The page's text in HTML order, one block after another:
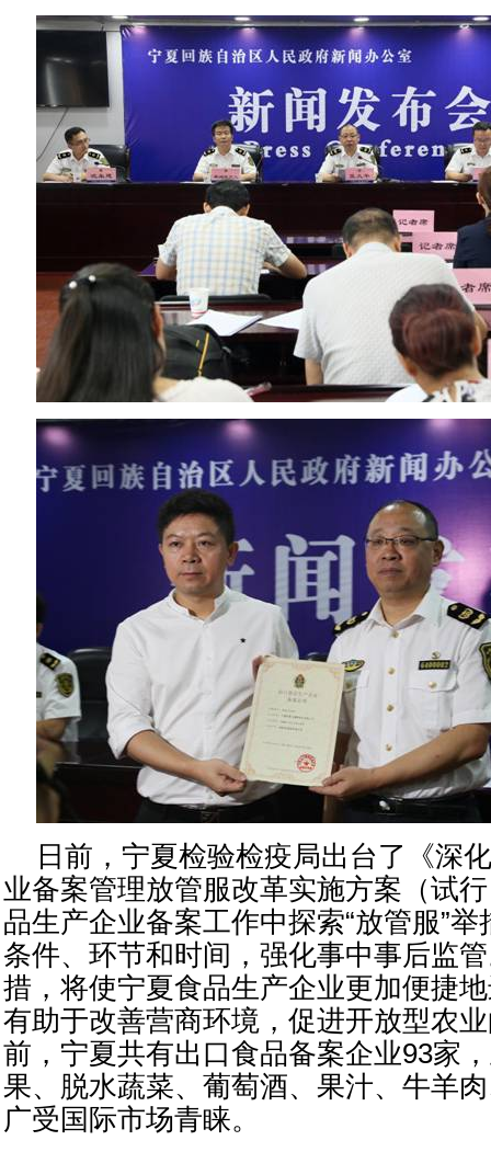
日前，宁夏检验检疫局出台了《深
业备案管理放管服改革实施方案（试
品生产企业备案工作中探索“放管服”
条件、环节和时间，强化事中事后监
措，将使宁夏食品生产企业更加便捷
有助于改善营商环境，促进开放型农
前，宁夏共有出口食品备案企业93家
果、脱水蔬菜、葡萄酒、果汁、牛羊
广受国际市场青睐。